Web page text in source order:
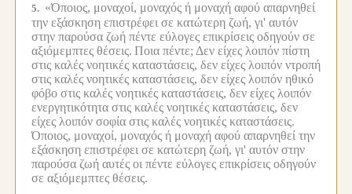
5. «Όποιος, μοναχοί, μοναχός ή μοναχή αφού απαρνηθεί
την εξάσκηση επιστρέφει σε κατώτερη ζωή, γι' αυτόν
στην παρούσα ζωή πέντε εύλογες επικρίσεις οδηγούν σε
αξιόμεμπτες θέσεις. Ποια πέντε; Δεν είχες λοιπόν πίστη
στις καλές νοητικές καταστάσεις, δεν είχες λοιπόν ντροπή
στις καλές νοητικές καταστάσεις, δεν είχες λοιπόν ηθικό
φόβο στις καλές νοητικές καταστάσεις, δεν είχες λοιπόν
ενεργητικότητα στις καλές νοητικές καταστάσεις, δεν
είχες λοιπόν σοφία στις καλές νοητικές καταστάσεις.
Όποιος, μοναχοί, μοναχός ή μοναχή αφού απαρνηθεί την
εξάσκηση επιστρέφει σε κατώτερη ζωή, γι' αυτόν στην
παρούσα ζωή αυτές οι πέντε εύλογες επικρίσεις οδηγούν
σε αξιόμεμπτες θέσεις.